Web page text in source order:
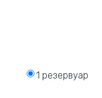
1 резервуар